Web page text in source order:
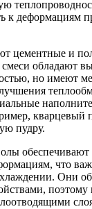
к деформациям
цементные и
обладают
но имеют
кварцевый
пудру.
обеспечивают
что
Они
поэтому